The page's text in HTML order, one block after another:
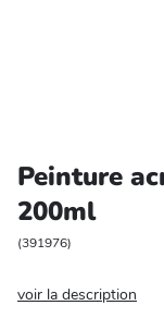
Entretien
Bricolage
Jardin et
Peinture
200ml
(391976)
voir la description